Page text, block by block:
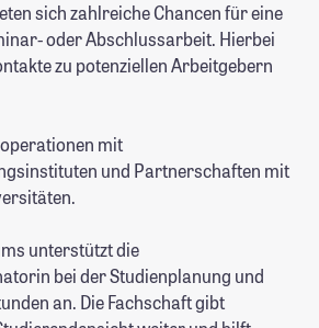
sich zahlreiche Chancen für eine
oder Abschlussarbeit. Hierbei
zu potenziellen Arbeitgebern
mit
und Partnerschaften mit
unterstützt die
bei der Studienplanung und
an. Die Fachschaft gibt